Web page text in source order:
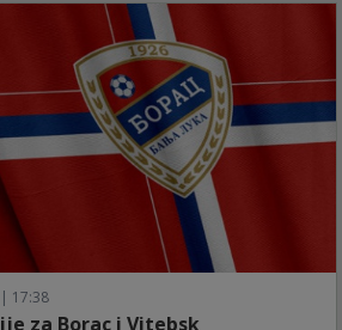
| 17:38
za Borac i Vitebsk